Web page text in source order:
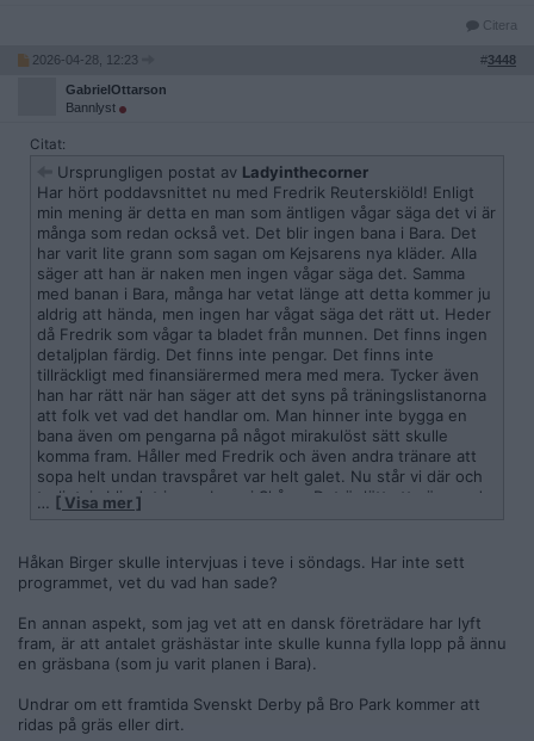
Citera
2026-04-28, 12:23 #3448
GabrielOttarson
Bannlyst
Citat:
Ursprungligen postat av Ladyinthecorner
Har hört poddavsnittet nu med Fredrik Reuterskiöld! Enligt
min mening är detta en man som äntligen vågar säga det vi är
många som redan också vet. Det blir ingen bana i Bara. Det
har varit lite grann som sagan om Kejsarens nya kläder. Alla
säger att han är naken men ingen vågar säga det. Samma
med banan i Bara, många har vetat länge att detta kommer ju
aldrig att hända, men ingen har vågat säga det rätt ut. Heder
då Fredrik som vågar ta bladet från munnen. Det finns ingen
detaljplan färdig. Det finns inte pengar. Det finns inte
tillräckligt med finansiärermed mera med mera. Tycker även
han har rätt när han säger att det syns på träningslistanorna
att folk vet vad det handlar om. Man hinner inte bygga en
bana även om pengarna på något mirakulöst sätt skulle
komma fram. Håller med Fredrik och även andra tränare att
sopa helt undan travspåret var helt galet. Nu står vi där och
troligtvis blir det ingen bana i Skåne. Det är lätt att säga vad
jag sa men jag har sagt det hela tiden att detta kommer ju
galoppen fanns kvar.
… [ Visa mer ]
Håkan Birger skulle intervjuas i teve i söndags. Har inte sett
programmet, vet du vad han sade?
En annan aspekt, som jag vet att en dansk företrädare har lyft
fram, är att antalet gräshästar inte skulle kunna fylla lopp på ännu
en gräsbana (som ju varit planen i Bara).
Undrar om ett framtida Svenskt Derby på Bro Park kommer att
ridas på gräs eller dirt.